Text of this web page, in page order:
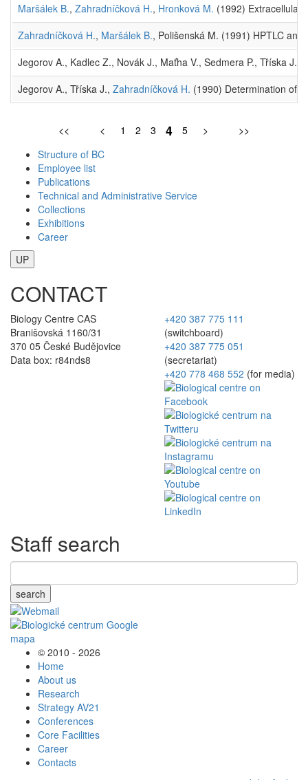
Maršálek B., Zahradníčková H., Hronková M. (1992) Extracellular
Zahradníčková H., Maršálek B., Polišenská M. (1991) HPTLC
Jegorov A., Kadlec Z., Novák J., Maťha V., Sedmera P., Tříska J.,
Jegorov A., Tříska J., Zahradníčková H. (1990) Determination of
<< < 1 2 3 4 5 >
>>
Structure of BC
Employee list
Publications
Technical and Administrative Service
Collections
Exhibitions
Career
UP
CONTACT
Biology Centre CAS
Branišovská 1160/31
370 05 České Budějovice
Data box: r84nds8
+420 387 775 111
(switchboard)
+420 387 775 051
(secretariat)
+420 778 468 552 (for media)
Staff search
search
© 2010 - 2026
Home
About us
Research
Strategy AV21
Conferences
Core Facilities
Career
Contacts